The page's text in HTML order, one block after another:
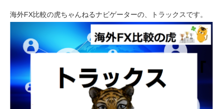
海外FX比較の虎ちゃんねるナビゲーターの、トラックスです。